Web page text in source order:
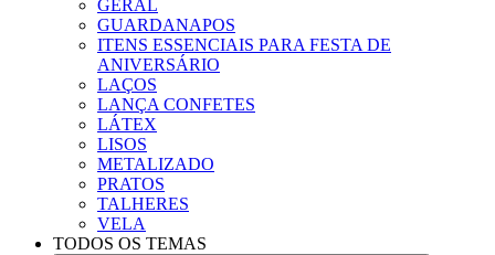
GERAL
GUARDANAPOS
ITENS ESSENCIAIS PARA FESTA DE
ANIVERSÁRIO
LAÇOS
LANÇA CONFETES
LÁTEX
LISOS
METALIZADO
PRATOS
TALHERES
VELA
TODOS OS TEMAS